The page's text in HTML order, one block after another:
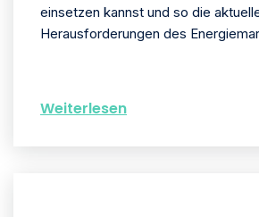
einsetzen kannst und so die
Herausforderungen des
Weiterlesen